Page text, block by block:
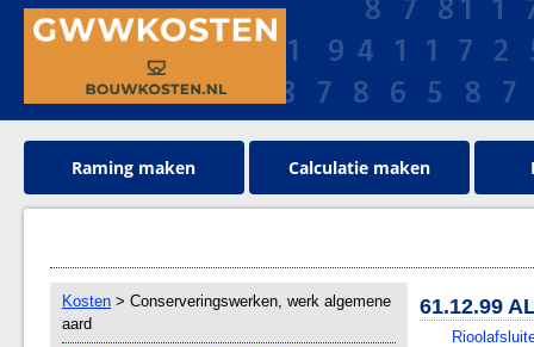
Raming maken Calculatie maken
Kosten > Conserveringswerken, werk algemene
aard
61.12.99